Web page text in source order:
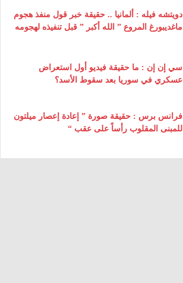
دويتشه فيله : ألمانيا .. حقيقة خبر قول منفذ هجوم
ماغديبورغ المروع ” الله أكبر ” قبل تنفيذه لهجومه
سي إن إن : ما حقيقة فيديو أول استعراض
عسكري في سوريا بعد سقوط الأسد؟
فرانس برس : حقيقة صورة ” إعادة إعصار ميلتون
للمبنى المقلوب رأساً على عقب “